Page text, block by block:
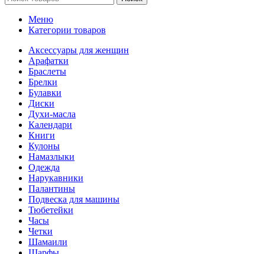
Меню
Категории товаров
Аксессуары для женщин
Арафатки
Браслеты
Брелки
Булавки
Диски
Духи-масла
Календари
Книги
Кулоны
Намазлыки
Одежда
Нарукавники
Палантины
Подвеска для машины
Тюбетейки
Часы
Четки
Шамаили